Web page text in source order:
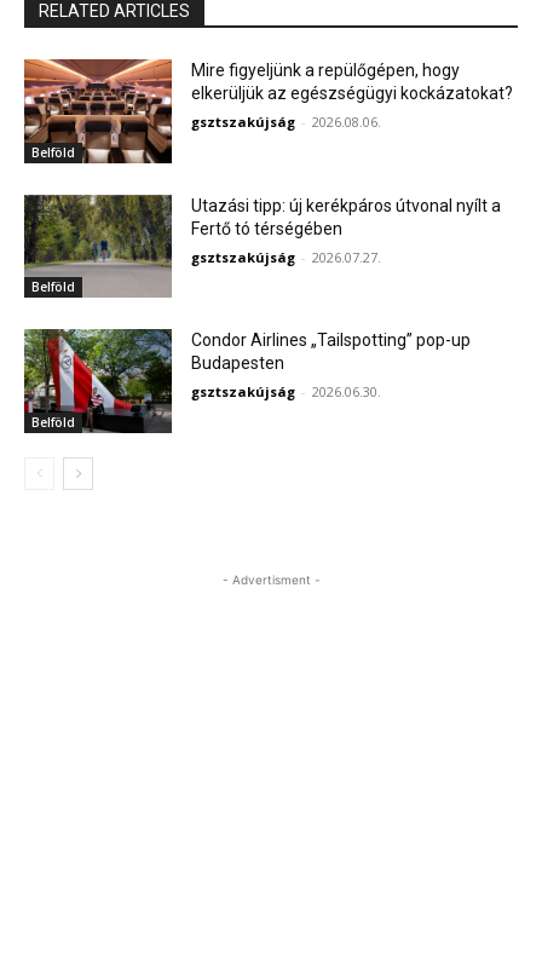
RELATED ARTICLES
Belföld
Mire figyeljünk a repülőgépen, hogy
elkerüljük az egészségügyi kockázatokat?
gsztszakújság - 2026.08.06.
Belföld
Utazási tipp: új kerékpáros útvonal nyílt a
Fertő tó térségében
gsztszakújság - 2026.07.27.
Belföld
Condor Airlines „Tailspotting” pop-up
Budapesten
gsztszakújság - 2026.06.30.
- Advertisment -